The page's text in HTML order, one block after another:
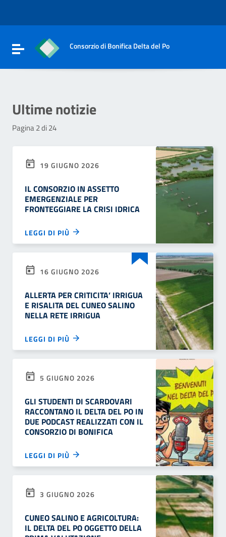
Vai al footer
Attiva / disattiva la navigazione
Consorzio di Bonifica Delta del Po
Ultime notizie
Pagina 2 di 24
19 GIUGNO 2026
IL CONSORZIO IN ASSETTO
EMERGENZIALE PER
FRONTEGGIARE LA CRISI IDRICA
LEGGI DI PIÙ
16 GIUGNO 2026
ALLERTA PER CRITICITA’ IRRIGUA
E RISALITA DEL CUNEO SALINO
NELLA RETE IRRIGUA
LEGGI DI PIÙ
5 GIUGNO 2026
GLI STUDENTI DI SCARDOVARI
RACCONTANO IL DELTA DEL PO IN
DUE PODCAST REALIZZATI CON IL
CONSORZIO DI BONIFICA
LEGGI DI PIÙ
3 GIUGNO 2026
CUNEO SALINO E AGRICOLTURA:
IL DELTA DEL PO OGGETTO DELLA